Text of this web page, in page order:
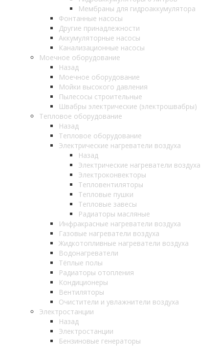
Мембраны для гидроаккумулятора
Фонтанные насосы
Другие принадлежности
Аккумуляторные насосы
Канализационные насосы
Моечное оборудование
Назад
Моечное оборудование
Мойки высокого давления
Пылесосы строительные
Швабры электрические (электрошвабры)
Тепловое оборудование
Назад
Тепловое оборудование
Электрические нагреватели воздуха
Назад
Электрические нагреватели воздуха
Электроконвекторы
Тепловентиляторы
Тепловые пушки
Тепловые завесы
Радиаторы масляные
Инфракрасные нагреватели воздуха
Газовые нагреватели воздуха
Жидкотопливные нагреватели воздуха
Водонагреватели
Тёплые полы
Радиаторы отопления
Кондиционеры
Вентиляторы
Очистители и увлажнители воздуха
Электростанции
Назад
Электростанции
Бензиновые генераторы